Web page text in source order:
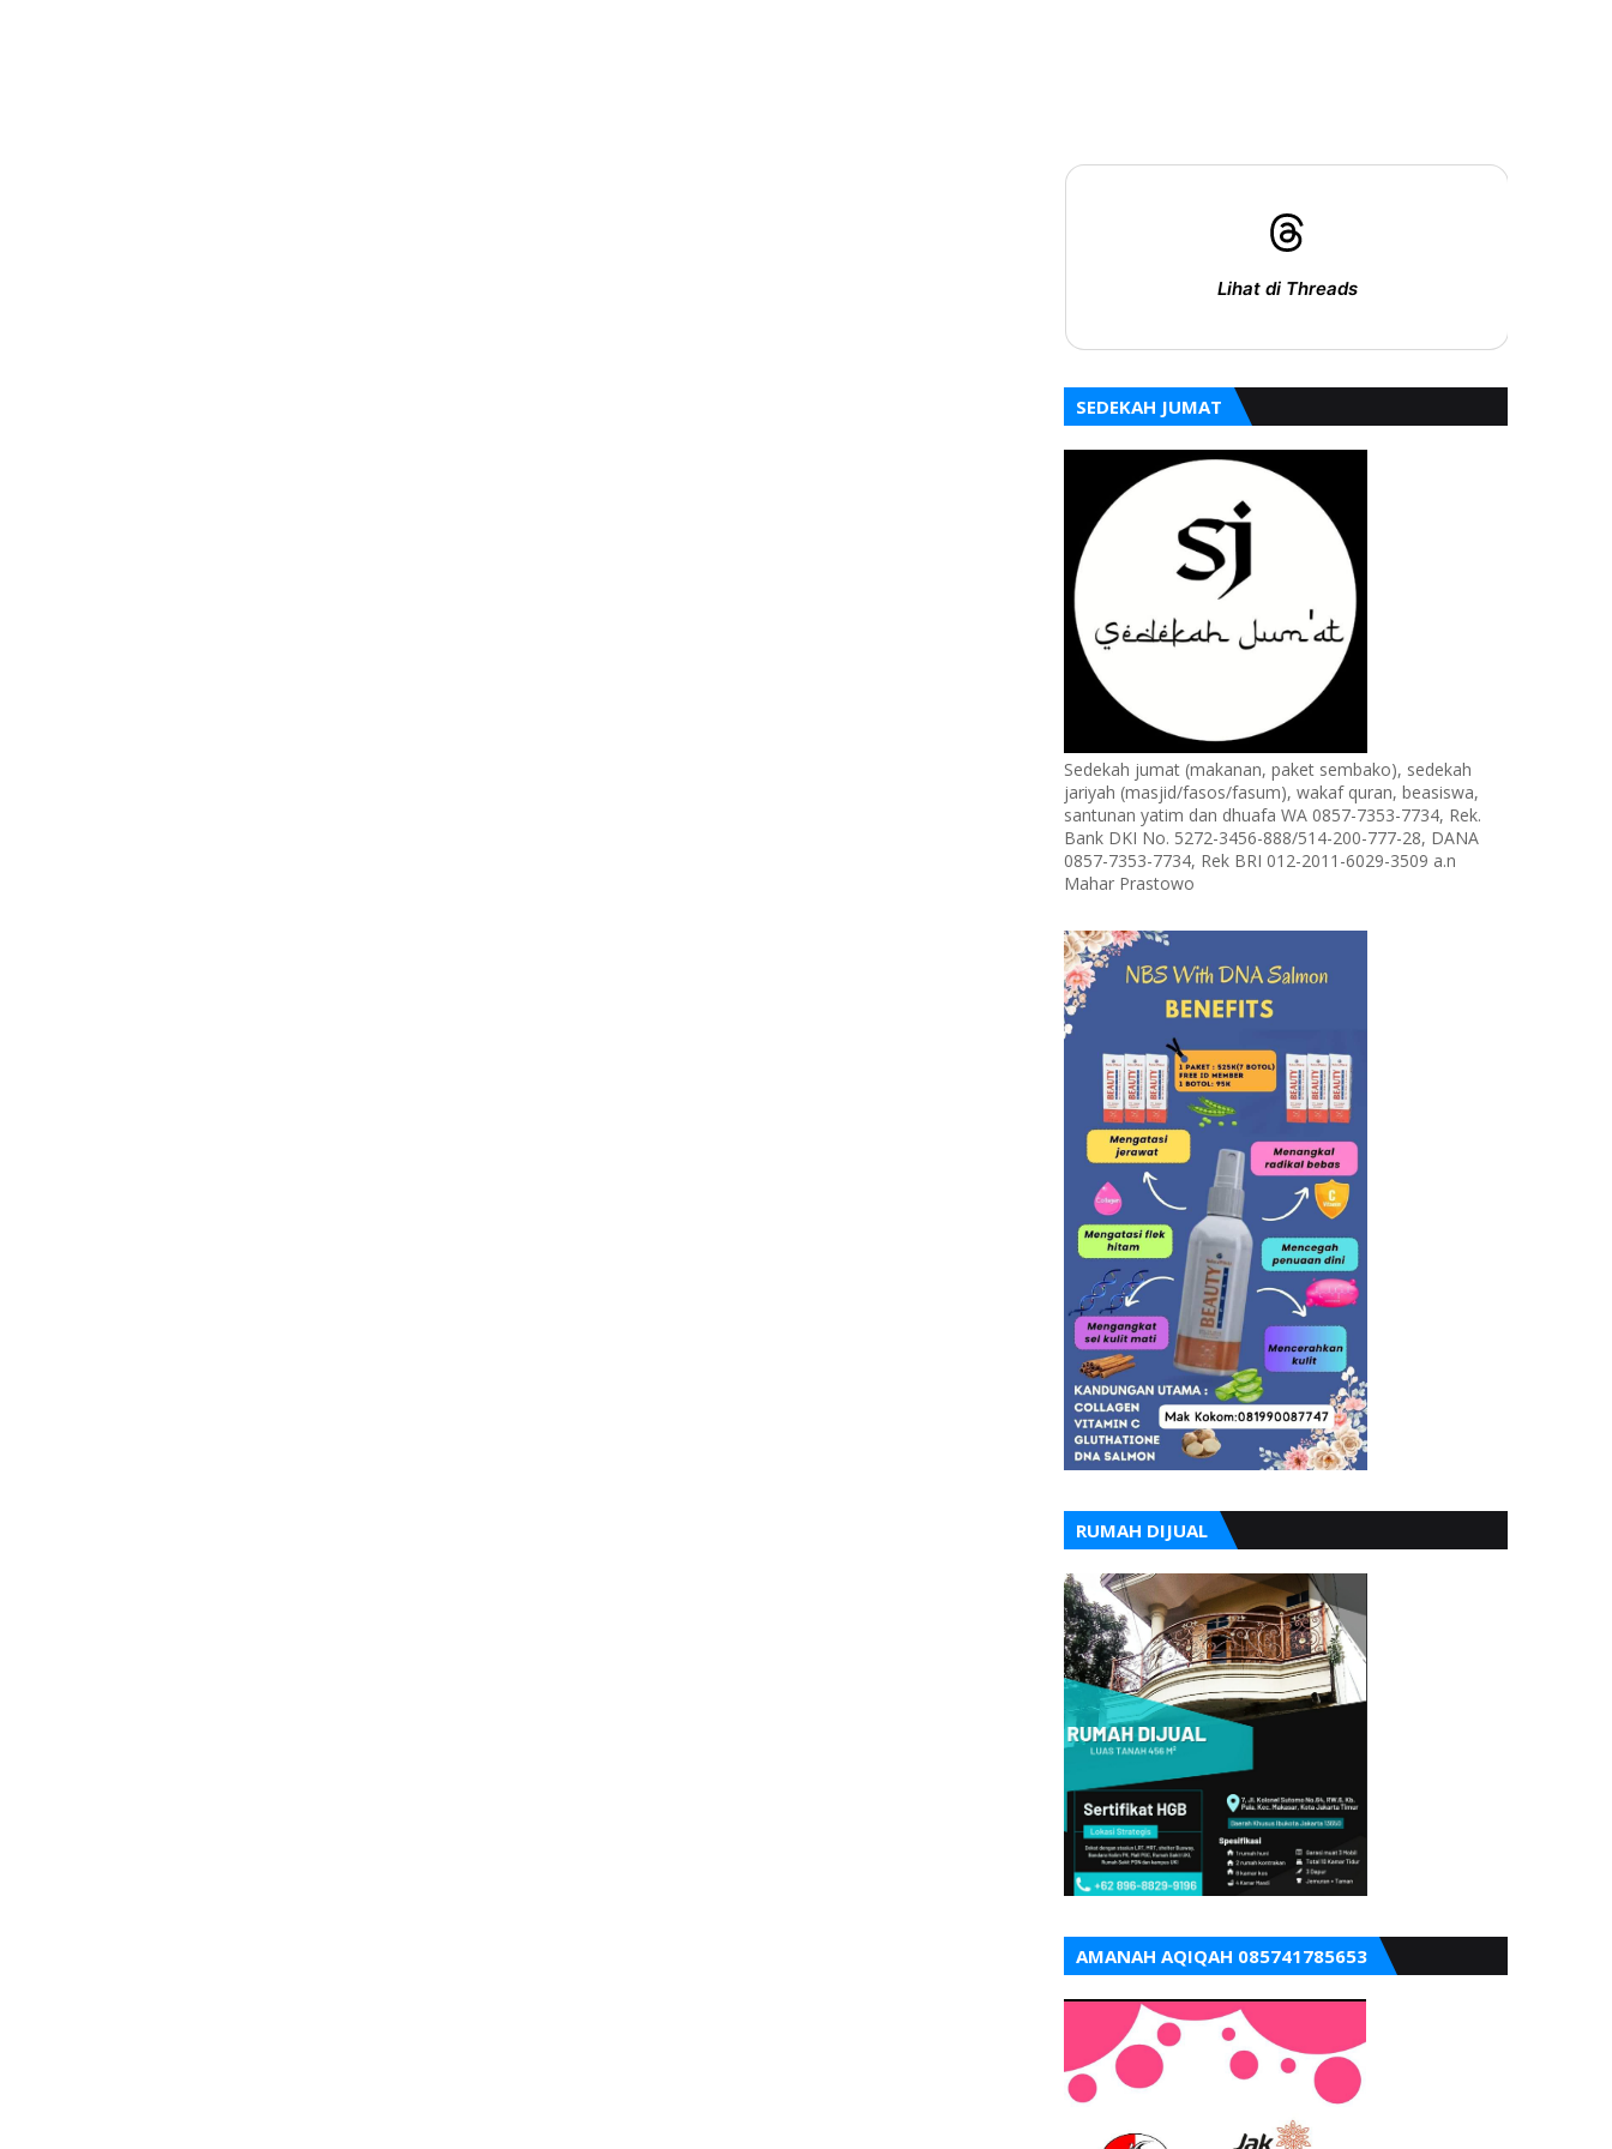
Lihat di Threads
SEDEKAH JUMAT
Sedekah jumat (makanan, paket sembako), sedekah
jariyah (masjid/fasos/fasum), wakaf quran, beasiswa,
santunan yatim dan dhuafa WA 0857-7353-7734, Rek.
Bank DKI No. 5272-3456-888/514-200-777-28, DANA
0857-7353-7734, Rek BRI 012-2011-6029-3509 a.n
Mahar Prastowo
RUMAH DIJUAL
AMANAH AQIQAH 085741785653